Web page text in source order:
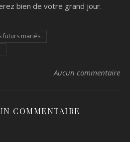
bien de votre grand jour.
futurs mariés
Aucun commentaire
COMMENTAIRE